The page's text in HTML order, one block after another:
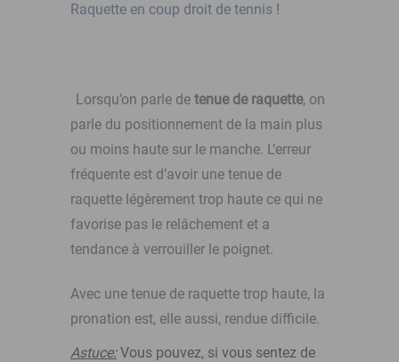
Raquette en coup droit de tennis !
Lorsqu’on parle de tenue de raquette, on
parle du positionnement de la main plus
ou moins haute sur le manche. L’erreur
fréquente est d’avoir une tenue de
raquette légèrement trop haute ce qui ne
favorise pas le relâchement et a
tendance à verrouiller le poignet.
Avec une tenue de raquette trop haute, la
pronation est, elle aussi, rendue difficile.
Astuce:Vous pouvez, si vous sentez de